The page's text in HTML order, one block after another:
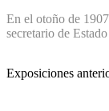
En el otoño de
secretario de
Exposiciones